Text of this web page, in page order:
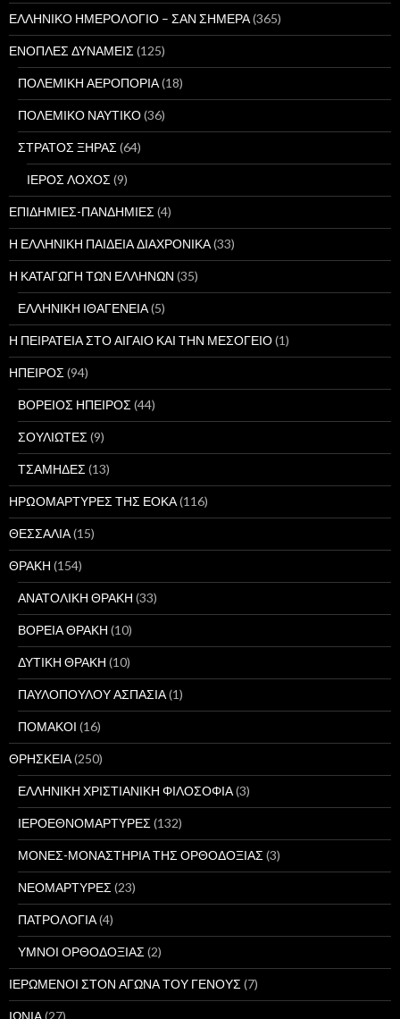
ΕΛΛΗΝΙΚΟ ΗΜΕΡΟΛΟΓΙΟ – ΣΑΝ ΣΗΜΕΡΑ(365)
ΕΝΟΠΛΕΣ ΔΥΝΑΜΕΙΣ (125)
ΠΟΛΕΜΙΚΗ ΑΕΡΟΠΟΡΙΑ(18)
ΠΟΛΕΜΙΚΟ ΝΑΥΤΙΚΟ(36)
ΣΤΡΑΤΟΣ ΞΗΡΑΣ (64)
ΙΕΡΟΣ ΛΟΧΟΣ (9)
ΕΠΙΔΗΜΙΕΣ-ΠΑΝΔΗΜΙΕΣ (4)
Η ΕΛΛΗΝΙΚΗ ΠΑΙΔΕΙΑ ΔΙΑΧΡΟΝΙΚΑ(33)
Η ΚΑΤΑΓΩΓΗ ΤΩΝ ΕΛΛΗΝΩΝ (35)
ΕΛΛΗΝΙΚΗ ΙΘΑΓΕΝΕΙΑ(5)
Η ΠΕΙΡΑΤΕΙΑ ΣΤΟ ΑΙΓΑΙΟ ΚΑΙ ΤΗΝ ΜΕΣΟΓΕΙΟ(1)
ΗΠΕΙΡΟΣ (94)
ΒΟΡΕΙΟΣ ΗΠΕΙΡΟΣ (44)
ΣΟΥΛΙΩΤΕΣ (9)
ΤΣΑΜΗΔΕΣ (13)
ΗΡΩΟΜΑΡΤΥΡΕΣ ΤΗΣ ΕΟΚΑ(116)
ΘΕΣΣΑΛΙΑ(15)
ΘΡΑΚΗ (154)
ΑΝΑΤΟΛΙΚΗ ΘΡΑΚΗ (33)
ΒΟΡΕΙΑ ΘΡΑΚΗ (10)
ΔΥΤΙΚΗ ΘΡΑΚΗ (10)
ΠΑΥΛΟΠΟΥΛΟΥ ΑΣΠΑΣΙΑ(1)
ΠΟΜΑΚΟΙ (16)
ΘΡΗΣΚΕΙΑ(250)
ΕΛΛΗΝΙΚΗ ΧΡΙΣΤΙΑΝΙΚΗ ΦΙΛΟΣΟΦΙΑ(3)
ΙΕΡΟΕΘΝΟΜΑΡΤΥΡΕΣ (132)
ΜΟΝΕΣ-ΜΟΝΑΣΤΗΡΙΑ ΤΗΣ ΟΡΘΟΔΟΞΙΑΣ (3)
ΝΕΟΜΑΡΤΥΡΕΣ (23)
ΠΑΤΡΟΛΟΓΙΑ(4)
ΥΜΝΟΙ ΟΡΘΟΔΟΞΙΑΣ (2)
ΙΕΡΩΜΕΝΟΙ ΣΤΟΝ ΑΓΩΝΑ ΤΟΥ ΓΕΝΟΥΣ (7)
ΙΩΝΙΑ(27)